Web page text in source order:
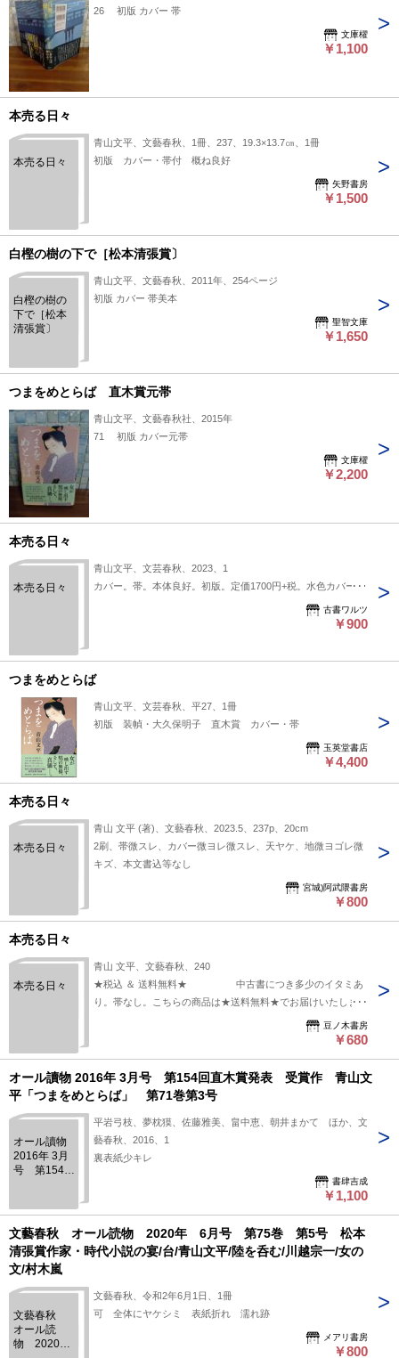
26 初版 カバー 帯
文庫櫂
￥1,100
本売る日々
本売る日々
青山文平、文藝春秋、1冊、237、19.3×13.7㎝、1冊
初版 カバー・帯付 概ね良好
矢野書房
￥1,500
白樫の樹の下で［松本清張賞〕
白樫の樹の
下で［松本
清張賞〕
青山文平、文藝春秋、2011年、254ページ
初版 カバー 帯美本
聖智文庫
￥1,650
つまをめとらば 直木賞元帯
青山文平、文藝春秋社、2015年
71 初版 カバー元帯
文庫櫂
￥2,200
本売る日々
本売る日々
青山文平、文芸春秋、2023、1
カバー。帯。本体良好。初版。定価1700円+税。水色カバー。
古書ワルツ
￥900
つまをめとらば
青山文平、文芸春秋、平27、1冊
初版 装幀・大久保明子 直木賞 カバー・帯
玉英堂書店
￥4,400
本売る日々
本売る日々
青山 文平 (著)、文藝春秋、2023.5、237p、20cm
2刷、帯微スレ、カバー微ヨレ微スレ、天ヤケ、地微ヨゴレ微
キズ、本文書込等なし
宮城)阿武隈書房
￥800
本売る日々
本売る日々
青山 文平、文藝春秋、240
★税込 ＆ 送料無料★ 中古書につき多少のイタミあ
り。帯なし。こちらの商品は★送料無料★でお届けいたしま
豆ノ木書房
￥680
オール讀物 2016年 3月号 第154回直木賞発表 受賞作 青山文
平「つまをめとらば」 第71巻第3号
オール讀物
2016年 3月
号 第154回
作 青山文
平「つまを
めとら
ば」 第71
巻第3号
平岩弓枝、夢枕獏、佐藤雅美、畠中恵、朝井まかて ほか、文
藝春秋、2016、1
裏表紙少キレ
書肆吉成
￥1,100
文藝春秋 オール読物 2020年 6月号 第75巻 第5号 松本
清張賞作家・時代小説の宴/台/青山文平/陸を呑む/川越宗一/女の
文/村木嵐
文藝春秋
オール読
物 2020
文藝春秋、令和2年6月1日、1冊
可 全体にヤケシミ 表紙折れ 濡れ跡
メアリ書房
￥800